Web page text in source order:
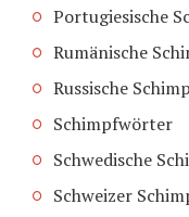
Portugiesische
Rumänische
Russische
Schimpfwörter
Schwedische
Schweizer